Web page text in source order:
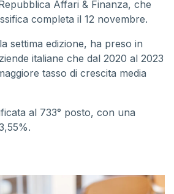
Affari & Finanza, che
completa il 12 novembre.
settima edizione, ha preso in
italiane che dal 2020 al 2023
tasso di crescita media
al 733° posto, con una